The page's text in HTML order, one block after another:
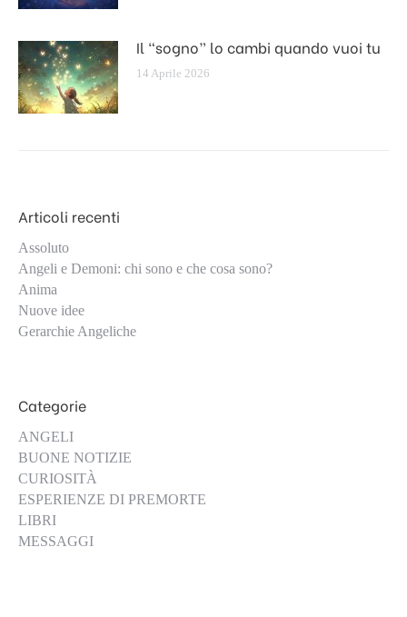
Il “sogno” lo cambi quando vuoi tu
14 Aprile 2026
Articoli recenti
Assoluto
Angeli e Demoni: chi sono e che cosa sono?
Anima
Nuove idee
Gerarchie Angeliche
Categorie
ANGELI
BUONE NOTIZIE
CURIOSITÀ
ESPERIENZE DI PREMORTE
LIBRI
MESSAGGI